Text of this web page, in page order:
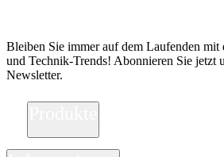
Bleiben Sie immer auf dem Laufenden mit
und Technik-Trends! Abonnieren Sie jetzt
Newsletter.